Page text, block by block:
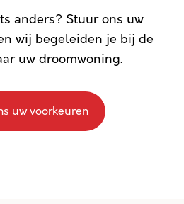
anders? Stuur ons uw
wij begeleiden je bij de
uw droomwoning.
uw voorkeuren